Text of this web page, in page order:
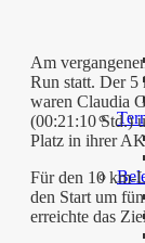
Am
Run statt. Der 5
waren Claudia
(00:21:10 Std.)
Platz in ihrer
Für den 10 km-
den Start um
erreichte das